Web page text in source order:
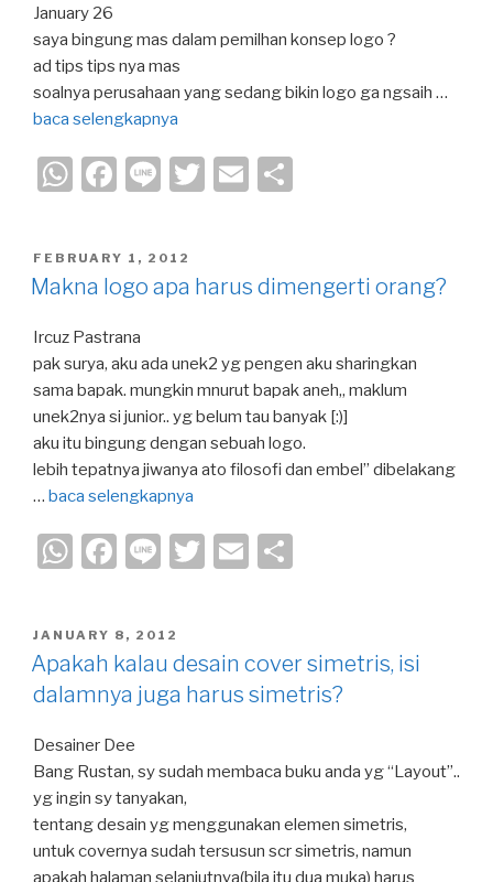
January 26
saya bingung mas dalam pemilhan konsep logo ?
ad tips tips nya mas
soalnya perusahaan yang sedang bikin logo ga ngsaih …
baca selengkapnya
W
at
s
p
p
F
c
e
o
o
k
Li
e
T
er
E
e
POSTED
ON
FEBRUARY 1, 2012
Makna logo apa harus dimengerti orang?
Ircuz Pastrana
pak surya, aku ada unek2 yg pengen aku sharingkan
sama bapak. mungkin mnurut bapak aneh,, maklum
unek2nya si junior.. yg belum tau banyak [:)]
aku itu bingung dengan sebuah logo.
lebih tepatnya jiwanya ato filosofi dan embel” dibelakang
… baca selengkapnya
W
at
s
A
p
p
F
c
e
b
o
k
Li
e
T
er
E
e
POSTED
ON
JANUARY 8, 2012
Apakah kalau desain cover simetris, isi
dalamnya juga harus simetris?
Desainer Dee
Bang Rustan, sy sudah membaca buku anda yg “Layout”..
yg ingin sy tanyakan,
tentang desain yg menggunakan elemen simetris,
untuk covernya sudah tersusun scr simetris, namun
apakah halaman selanjutnya(bila itu dua muka) harus